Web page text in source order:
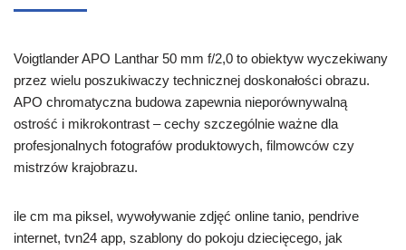
Voigtlander APO Lanthar 50 mm f/2,0 to obiektyw wyczekiwany
przez wielu poszukiwaczy technicznej doskonałości obrazu.
APO chromatyczna budowa zapewnia nieporównywalną
ostrość i mikrokontrast – cechy szczególnie ważne dla
profesjonalnych fotografów produktowych, filmowców czy
mistrzów krajobrazu.
ile cm ma piksel, wywoływanie zdjęć online tanio, pendrive
internet, tvn24 app, szablony do pokoju dziecięcego, jak